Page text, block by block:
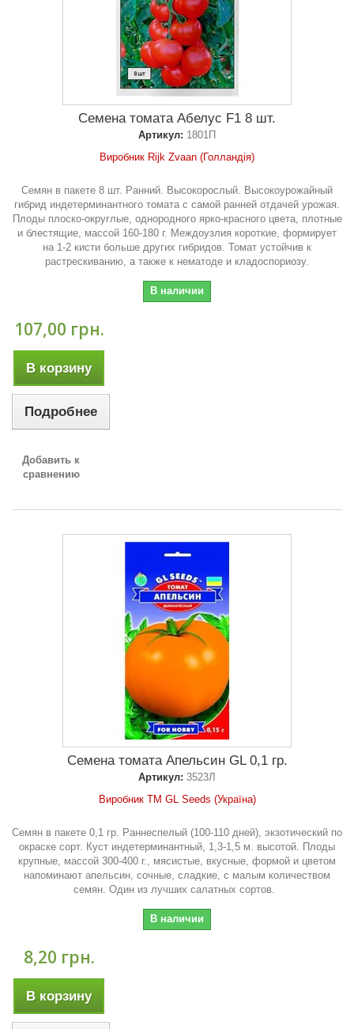
Семена томата Абелус F1 8 шт.
Артикул: 1801П
Виробник Rijk Zvaan (Голландія)
Семян в пакете 8 шт. Ранний. Высокорослый. Высокоурожайный
гибрид индетерминантного томата с самой ранней отдачей урожая.
Плоды плоско-округлые, однородного ярко-красного цвета, плотные
и блестящие, массой 160-180 г. Междоузлия короткие, формирует
на 1-2 кисти больше других гибридов. Томат устойчив к
растрескиванию, а также к нематоде и кладоспориозу.
В наличии
107,00 грн.
В корзину
Подробнее
Добавить к
сравнению
Семена томата Апельсин GL 0,1 гр.
Артикул: 3523Л
Виробник ТМ GL Seeds (Україна)
Семян в пакете 0,1 гр. Раннеспелый (100-110 дней), экзотический по
окраске сорт. Куст индетерминантный, 1,3-1,5 м. высотой. Плоды
крупные, массой 300-400 г., мясистые, вкусные, формой и цветом
напоминают апельсин, сочные, сладкие, с малым количеством
семян. Один из лучших салатных сортов.
В наличии
8,20 грн.
В корзину